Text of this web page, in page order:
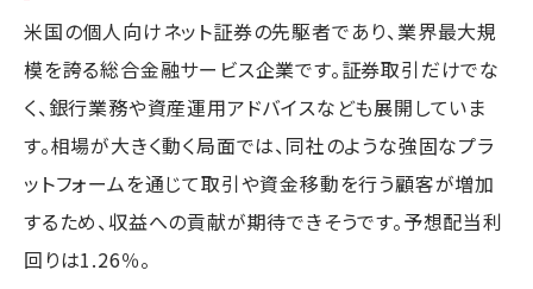
米国の個人向けネット証券の先駆者であり、業界最大規
模を誇る総合金融サービス企業です。証券取引だけでな
く、銀行業務や資産運用アドバイスなども展開していま
す。相場が大きく動く局面では、同社のような強固なプラ
ットフォームを通じて取引や資金移動を行う顧客が増加
するため、収益への貢献が期待できそうです。予想配当利
回りは1.26％。